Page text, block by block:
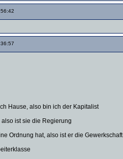
Hause, also bin ich der Kapitalist
ist sie die Regierung
Ordnung hat, also ist er die Gewerkschaft